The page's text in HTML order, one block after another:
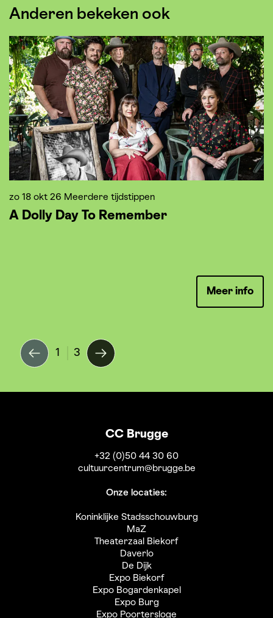
Anderen bekeken ook
A Dolly Day To Remember
zo 18 okt 26 Meerdere tijdstippen
Meer info
1 3
CC Brugge
+32 (0)50 44 30 60
cultuurcentrum@brugge.be
Onze locaties:
Koninklijke Stadsschouwburg
MaZ
Theaterzaal Biekorf
Daverlo
De Dijk
Expo Biekorf
Expo Bogardenkapel
Expo Burg
Expo Poortersloge